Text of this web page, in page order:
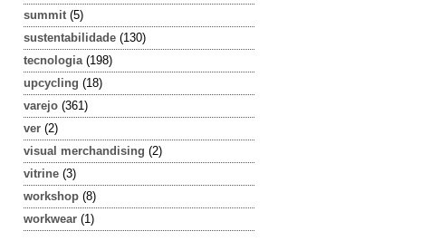
summit (5)
sustentabilidade (130)
tecnologia (198)
upcycling (18)
varejo (361)
ver (2)
visual merchandising (2)
vitrine (3)
workshop (8)
workwear (1)